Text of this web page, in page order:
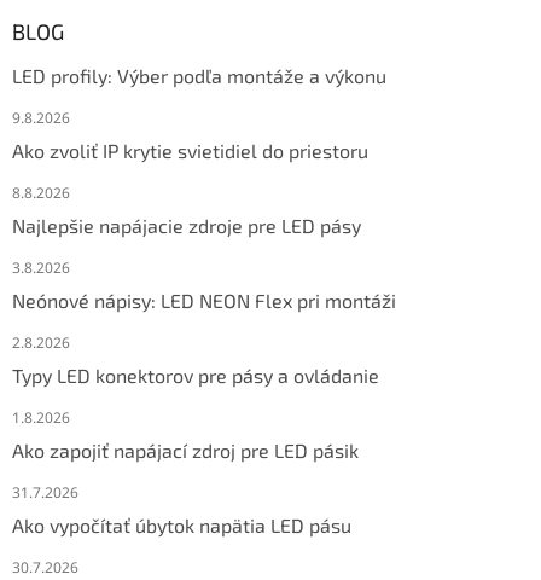
BLOG
LED profily: Výber podľa montáže a výkonu
9.8.2026
Ako zvoliť IP krytie svietidiel do priestoru
8.8.2026
Najlepšie napájacie zdroje pre LED pásy
3.8.2026
Neónové nápisy: LED NEON Flex pri montáži
2.8.2026
Typy LED konektorov pre pásy a ovládanie
1.8.2026
Ako zapojiť napájací zdroj pre LED pásik
31.7.2026
Ako vypočítať úbytok napätia LED pásu
30.7.2026